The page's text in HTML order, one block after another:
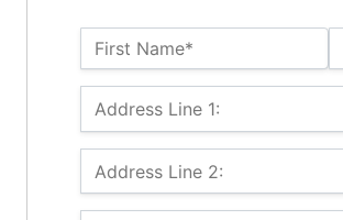
Name:*
First Name*
Billing Address
Address Line 1:
Address Line 2: